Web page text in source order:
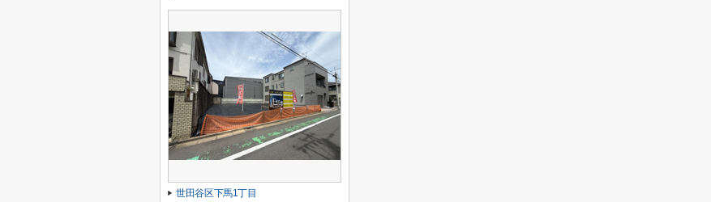
世田谷区下馬1丁目